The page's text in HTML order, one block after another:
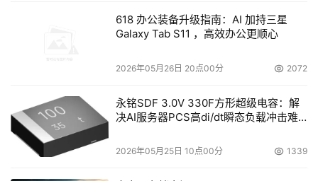
618 办公装备升级指南：AI 加持三星
Galaxy Tab S11 ，高效办公更顺心
2026年05月26日 20点00分 2072
永铭SDF 3.0V 330F方形超级电容：解
决AI服务器PCS高di/dt瞬态负载冲击难
2026年05月25日 10点00分 1339